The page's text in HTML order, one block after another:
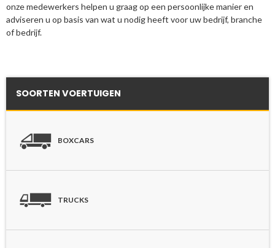
onze medewerkers helpen u graag op een persoonlijke manier en
adviseren u op basis van wat u nodig heeft voor uw bedrijf, branche
of bedrijf.
SOORTEN VOERTUIGEN
BOXCARS
TRUCKS